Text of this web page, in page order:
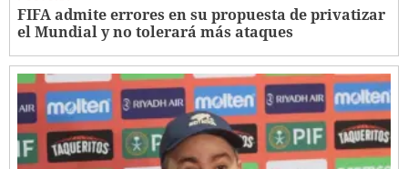
FIFA admite errores en su propuesta de privatizar
el Mundial y no tolerará más ataques